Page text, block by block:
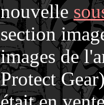
nouvelle
section
images de
Protect